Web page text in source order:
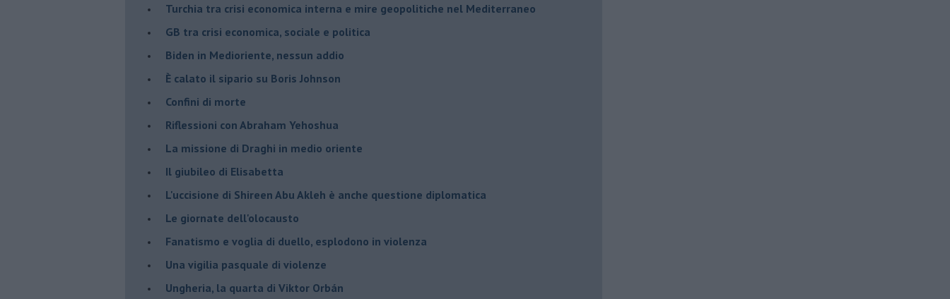
Turchia tra crisi economica interna e mire geopolitiche nel Mediterraneo
GB tra crisi economica, sociale e politica
Biden in Medioriente, nessun addio
È calato il sipario su Boris Johnson
Confini di morte
Riflessioni con Abraham Yehoshua
La missione di Draghi in medio oriente
Il giubileo di Elisabetta
L'uccisione di Shireen Abu Akleh è anche questione diplomatica
Le giornate dell'olocausto
Fanatismo e voglia di duello, esplodono in violenza
Una vigilia pasquale di violenze
Ungheria, la quarta di Viktor Orbán